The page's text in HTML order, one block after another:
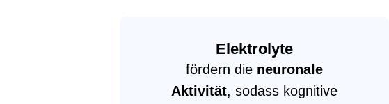
Elektrolyte
fördern die neuronale
Aktivität, sodass kognitive